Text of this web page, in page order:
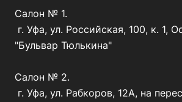
Салон № 1.
г. Уфа, ул. Российская, 100, к. 1,
"Бульвар Тюлькина"
Салон № 2.
г. Уфа, ул. Рабкоров, 12А, на